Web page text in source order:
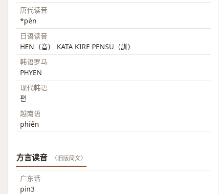
唐代读音
*pèn
日语读音
HEN（音） KATA KIRE PENSU（訓）
韩语罗马
PHYEN
现代韩语
편
越南语
phiến
方言读音 （旧版简文）
广东话
pin3